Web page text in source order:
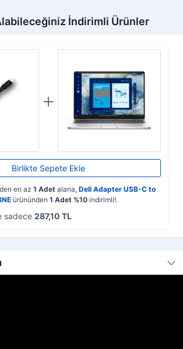
İndirimli Ürünler
Birlikte Sepete Ekle
en az 1 Adet alana, Dell Adapter USB-C to
ürününden 1 Adet %10 indirimli!.
sadece 287,10 TL